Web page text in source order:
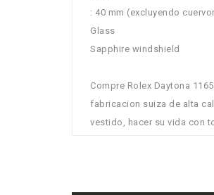
: 40 mm (excluyendo
Glass
Sapphire windshield
Compre Rolex Daytona
fabricacion suiza de alta
vestido, hacer su vida con